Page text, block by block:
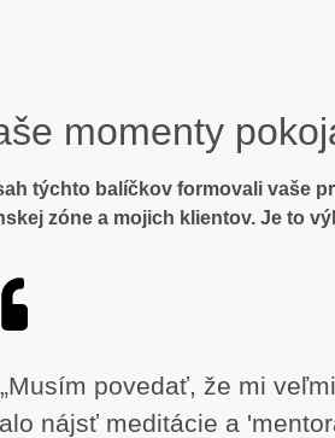
momenty
týchto balíčkov formovali vaše
zóne a mojich klientov. Je to
„Musím povedať, že mi
nájsť meditácie a